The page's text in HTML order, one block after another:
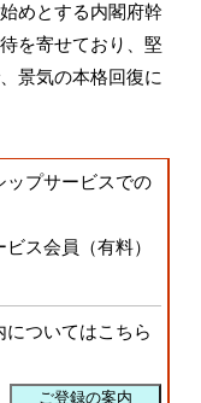
めとする内閣府幹
を寄せており、堅
景気の本格回復に
プサービスでの
ス会員（有料）
についてはこちら